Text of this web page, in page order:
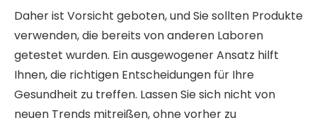
Daher ist Vorsicht geboten, und Sie sollten Produkte
verwenden, die bereits von anderen Laboren
getestet wurden. Ein ausgewogener Ansatz hilft
Ihnen, die richtigen Entscheidungen für Ihre
Gesundheit zu treffen. Lassen Sie sich nicht von
neuen Trends mitreißen, ohne vorher zu